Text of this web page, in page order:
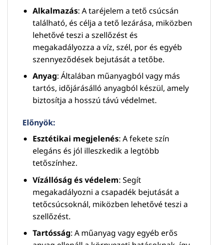
Alkalmazás: A taréjelem a tető csúcsán
található, és célja a tető lezárása, miközben
lehetővé teszi a szellőzést és
megakadályozza a víz, szél, por és egyéb
szennyeződések bejutását a tetőbe.
Anyag: Általában műanyagból vagy más
tartós, időjárásálló anyagból készül, amely
biztosítja a hosszú távú védelmet.
Előnyök:
Esztétikai megjelenés: A fekete szín
elegáns és jól illeszkedik a legtöbb
tetőszínhez.
Vízállóság és védelem: Segít
megakadályozni a csapadék bejutását a
tetőcsúcsoknál, miközben lehetővé teszi a
szellőzést.
Tartósság: A műanyag vagy egyéb erős